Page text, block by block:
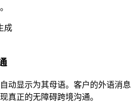
成
动显示为其母语。客户的外语消息
真正的无障碍跨境沟通。